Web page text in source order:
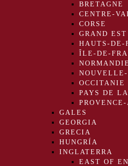
BRETAGNE
CENTRE-
CORSE
GRAND EST
HAUTS-DE-
ÎLE-DE-
NORMANDIE
OCCITANIE
PAYS DE
GALES
GEORGIA
GRECIA
HUNGRÍA
INGLATERRA
EAST OF